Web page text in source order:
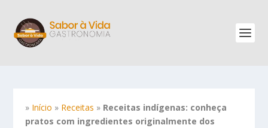
» Início » Receitas » Receitas indígenas: conheça
pratos com ingredientes originalmente dos